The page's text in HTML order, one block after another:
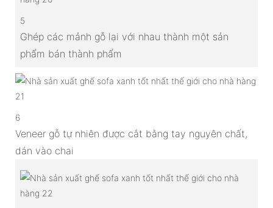
5
Ghép các mảnh gỗ lại với nhau thành một sản
phẩm bán thành phẩm
6
Veneer gỗ tự nhiên được cắt bằng tay nguyên chất,
dán vào chai